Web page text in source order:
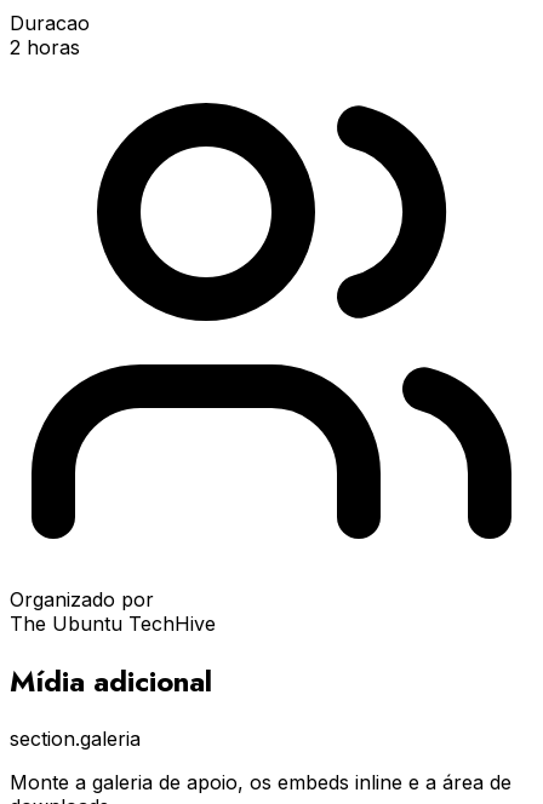
Duracao
2 horas
Organizado por
The Ubuntu TechHive
Mídia adicional
section.galeria
Monte a galeria de apoio, os embeds inline e a área de